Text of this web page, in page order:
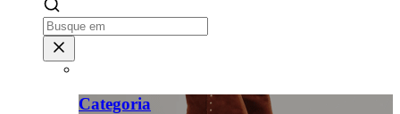
Categoria